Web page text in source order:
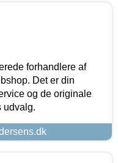
forhandlere af
Det er din
og de originale
udvalg.